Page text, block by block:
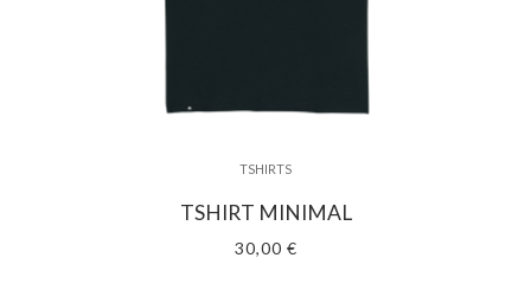
TSHIRTS
TSHIRT MINIMAL
30,00 €